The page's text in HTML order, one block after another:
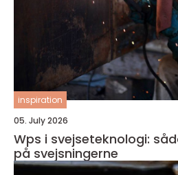
inspiration
05. July 2026
Wps i svejseteknologi:
på svejsningerne